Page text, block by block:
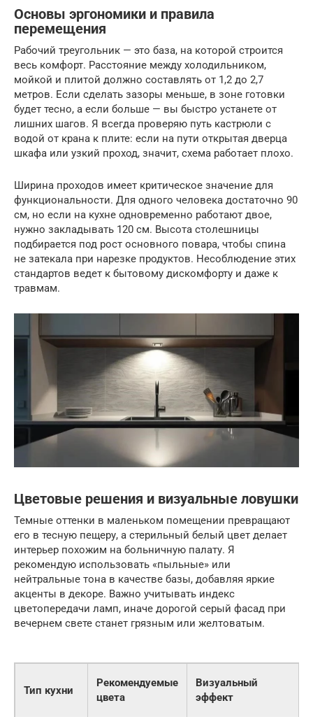
Основы эргономики и правила
перемещения
Рабочий треугольник — это база, на которой строится
весь комфорт. Расстояние между холодильником,
мойкой и плитой должно составлять от 1,2 до 2,7
метров. Если сделать зазоры меньше, в зоне готовки
будет тесно, а если больше — вы быстро устанете от
лишних шагов. Я всегда проверяю путь кастрюли с
водой от крана к плите: если на пути открытая дверца
шкафа или узкий проход, значит, схема работает плохо.
Ширина проходов имеет критическое значение для
функциональности. Для одного человека достаточно 90
см, но если на кухне одновременно работают двое,
нужно закладывать 120 см. Высота столешницы
подбирается под рост основного повара, чтобы спина
не затекала при нарезке продуктов. Несоблюдение этих
стандартов ведет к бытовому дискомфорту и даже к
травмам.
Цветовые решения и визуальные ловушки
Темные оттенки в маленьком помещении превращают
его в тесную пещеру, а стерильный белый цвет делает
интерьер похожим на больничную палату. Я
рекомендую использовать «пыльные» или
нейтральные тона в качестве базы, добавляя яркие
акценты в декоре. Важно учитывать индекс
цветопередачи ламп, иначе дорогой серый фасад при
вечернем свете станет грязным или желтоватым.
Тип кухни
Рекомендуемые
цвета
Визуальный
эффект